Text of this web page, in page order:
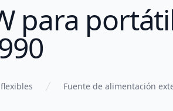
para
Fuente de alimentación